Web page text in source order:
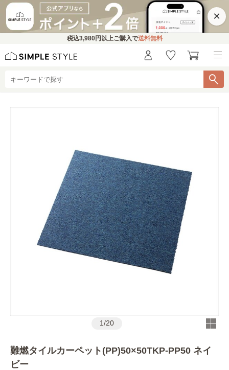
×
税込3,980円 以上ご購入で送料無料
1/20
難燃タイルカーペット(PP)50×50TKP-PP50 ネイ
ビー